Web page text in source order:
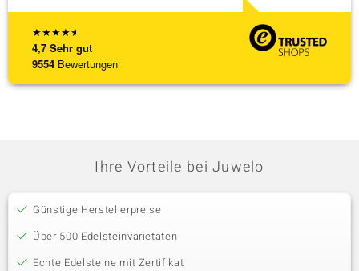
★★★★★
4,7 Sehr gut
9554 Bewertungen
Ihre Vorteile bei Juwelo
Günstige Herstellerpreise
Über 500 Edelsteinvarietäten
Echte Edelsteine mit Zertifikat